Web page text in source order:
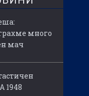
много
мач
1948